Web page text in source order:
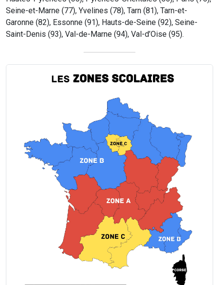
Seine-et-Marne (77), Yvelines (78), Tarn (81), Tarn-et-
Garonne (82), Essonne (91), Hauts-de-Seine (92), Seine-
Saint-Denis (93), Val-de-Marne (94), Val-d’Oise (95).